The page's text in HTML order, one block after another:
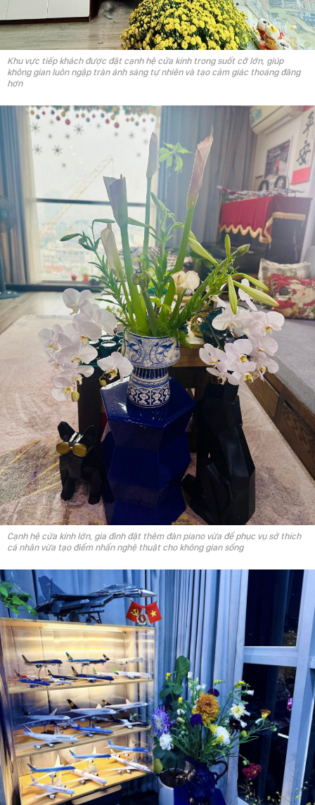
Khu vực tiếp khách được đặt cạnh hệ cửa kính trong suốt cỡ lớn, giúp
không gian luôn ngập tràn ánh sáng tự nhiên và tạo cảm giác thoáng đãng
hơn
Cạnh hệ cửa kính lớn, gia đình đặt thêm đàn piano vừa để phục vụ sở thích
cá nhân vừa tạo điểm nhấn nghệ thuật cho không gian sống